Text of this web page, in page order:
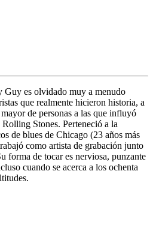
es olvidado muy a menudo
que realmente hicieron historia, a
de personas a las que influyó
Stones. Perteneció a la
de blues de Chicago (23 años más
como artista de grabación junto
forma de tocar es nerviosa, punzante
cuando se acerca a los ochenta